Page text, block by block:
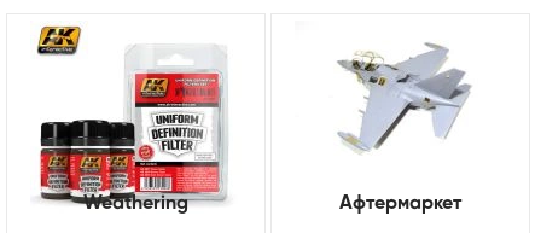
Weathering Афтермаркет